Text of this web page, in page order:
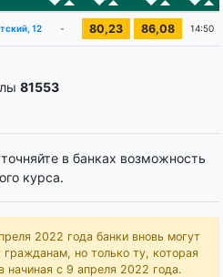
12 - 80,23 86,08 14:50
81553
в банках возможность
курса.
2022 года банки вновь могут
но только ту, которая
начиная с 9 апреля 2022 года.